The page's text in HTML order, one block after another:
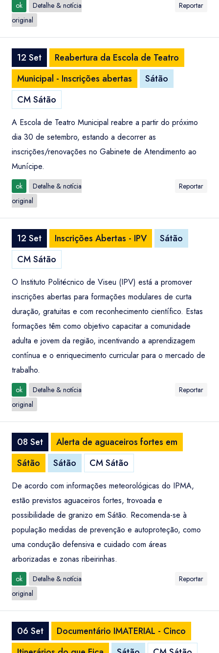
ok
Detalhe & notícia
original
Reportar
12 Set
Reabertura da Escola de Teatro
Municipal - Inscrições abertas
Sátão
CM Sátão
A Escola de Teatro Municipal reabre a partir do próximo
dia 30 de setembro, estando a decorrer as
inscrições/renovações no Gabinete de Atendimento ao
Munícipe.
ok
Detalhe & notícia
original
Reportar
12 Set Inscrições Abertas - IPV
Sátão
CM Sátão
O Instituto Politécnico de Viseu (IPV) está a promover
inscrições abertas para formações modulares de curta
duração, gratuitas e com reconhecimento científico. Estas
formações têm como objetivo capacitar a comunidade
adulta e jovem da região, incentivando a aprendizagem
contínua e o enriquecimento curricular para o mercado de
trabalho.
ok
Detalhe & notícia
original
Reportar
08 Set
Alerta de aguaceiros fortes em
Sátão
Sátão CM Sátão
De acordo com informações meteorológicas do IPMA,
estão previstos aguaceiros fortes, trovoada e
possibilidade de granizo em Sátão. Recomenda-se à
população medidas de prevenção e autoproteção, como
uma condução defensiva e cuidado com áreas
arborizadas e zonas ribeirinhas.
ok
Detalhe & notícia
original
Reportar
06 Set
Documentário IMATERIAL - Cinco